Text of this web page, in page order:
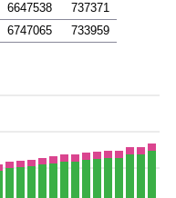
6647538 737371
6747065 733959